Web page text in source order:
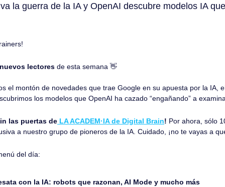
la guerra de la IA y OpenAI descubre modelos IA
lectores de esta semana 👋
el montón de novedades que trae Google en su apuesta por la IA,
los modelos que OpenAI ha cazado “engañando” a
las puertas de LA ACADEM·IA de Digital Brain! Por ahora, sólo
a nuestro grupo de pioneros de la IA. Cuidado, ¡no te vayas a
del día:
con la IA: robots que razonan, AI Mode y mucho más